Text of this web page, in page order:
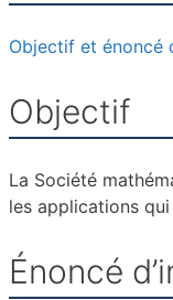
Objectif et énoncé
Objectif
La Société
les applications
Énoncé